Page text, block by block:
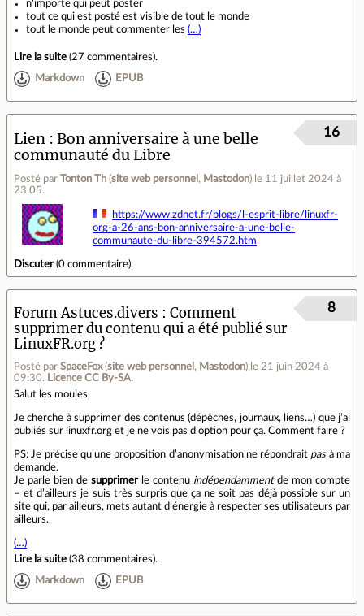
n'importe qui peut poster
tout ce qui est posté est visible de tout le monde
tout le monde peut commenter les (…)
Lire la suite (27 commentaires).
Markdown EPUB
Lien
Bon anniversaire à une belle
communauté du Libre
Posté par Tonton Th (site web personnel , Mastodon) le 11 juillet 2024 à
23:05.
16
https://www.zdnet.fr/blogs/l-esprit-libre/linuxfr-
org-a-26-ans-bon-anniversaire-a-une-belle-
communaute-du-libre-394572.htm
Discuter(0 commentaire).
Forum Astuces.divers
Comment
supprimer du contenu qui a été publié sur
LinuxFR.org ?
Posté par SpaceFox(site web personnel , Mastodon) le 21 juin 2024 à
09:30. Licence CC By‑SA.
8
Salut les moules,
Je cherche à supprimer des contenus (dépêches, journaux, liens…) que j’ai
publiés sur linuxfr.org et je ne vois pas d’option pour ça. Comment faire ?
PS: Je précise qu’une proposition d’anonymisation ne répondrait pasà ma
demande.
Je parle bien de supprimerle contenu indépendammentde mon compte
– et d’ailleurs je suis très surpris que ça ne soit pas déjà possible sur un
site qui, par ailleurs, mets autant d’énergie à respecter ses utilisateurs par
ailleurs.
(…)
Lire la suite (38 commentaires).
Markdown EPUB